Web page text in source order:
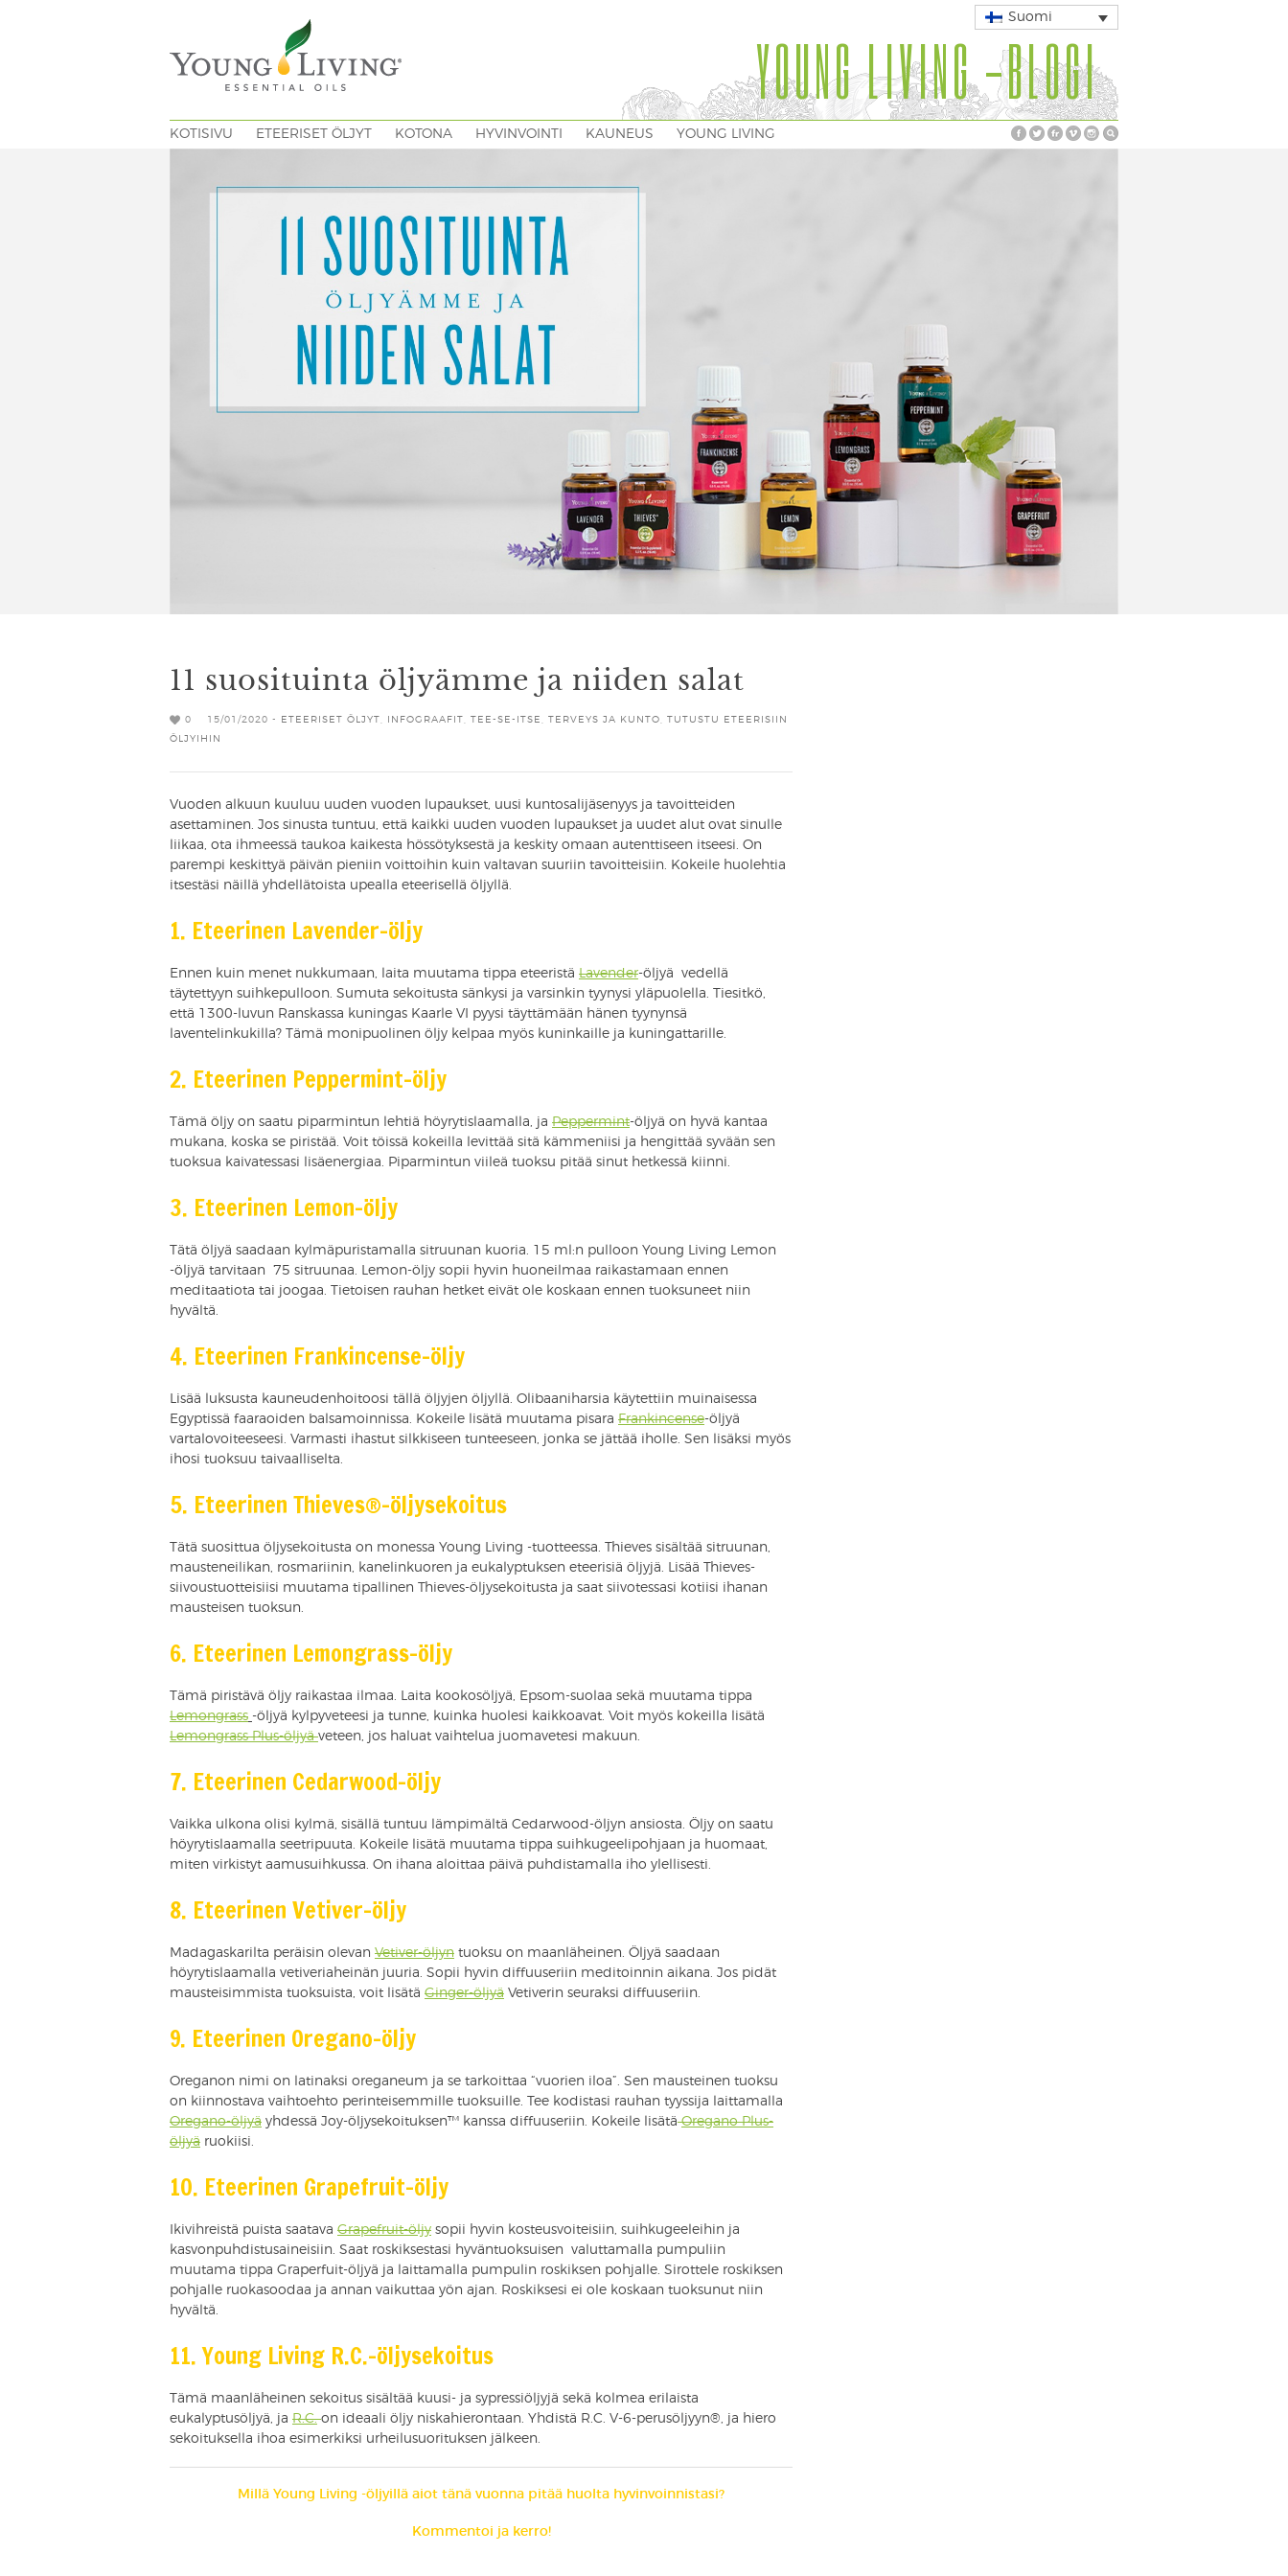
Suomi
YOUNG LIVING -BLOGI
KOTISIVU ETEERISET ÖLJYT KOTONA HYVINVOINTI KAUNEUS YOUNG LIVING
11 suosituinta öljyämme ja niiden salat
0 15/01/2020 - ETEERISET ÖLJYT INFOGRAAFIT TEE-SE-ITSE TERVEYS JA KUNTO
TUTUSTU ETEERISIIN
ÖLJYIHIN
Vuoden alkuun kuuluu uuden vuoden lupaukset, uusi kuntosalijäsenyys ja tavoitteiden
asettaminen. Jos sinusta tuntuu, että kaikki uuden vuoden lupaukset ja uudet alut ovat sinulle
liikaa, ota ihmeessä taukoa kaikesta hössötyksestä ja keskity omaan autenttiseen itseesi. On
parempi keskittyä päivän pieniin voittoihin kuin valtavan suuriin tavoitteisiin. Kokeile huolehtia
itsestäsi näillä yhdellätoista upealla eteerisellä öljyllä.
1. Eteerinen Lavender-öljy
Ennen kuin menet nukkumaan, laita muutama tippa eteeristä Lavender-öljyä vedellä
täytettyyn suihkepulloon. Sumuta sekoitusta sänkysi ja varsinkin tyynysi yläpuolella. Tiesitkö,
että 1300-luvun Ranskassa kuningas Kaarle VI pyysi täyttämään hänen tyynynsä
laventelinkukilla? Tämä monipuolinen öljy kelpaa myös kuninkaille ja kuningattarille.
2. Eteerinen Peppermint-öljy
Tämä öljy on saatu piparmintun lehtiä höyrytislaamalla, ja Peppermint-öljyä on hyvä kantaa
mukana, koska se piristää. Voit töissä kokeilla levittää sitä kämmeniisi ja hengittää syvään sen
tuoksua kaivatessasi lisäenergiaa. Piparmintun viileä tuoksu pitää sinut hetkessä kiinni.
3. Eteerinen Lemon-öljy
Tätä öljyä saadaan kylmäpuristamalla sitruunan kuoria. 15 ml:n pulloon Young Living Lemon
-öljyä tarvitaan 75 sitruunaa. Lemon-öljy sopii hyvin huoneilmaa raikastamaan ennen
meditaatiota tai joogaa. Tietoisen rauhan hetket eivät ole koskaan ennen tuoksuneet niin
hyvältä.
4. Eteerinen Frankincense-öljy
Lisää luksusta kauneudenhoitoosi tällä öljyjen öljyllä. Olibaaniharsia käytettiin muinaisessa
Egyptissä faaraoiden balsamoinnissa. Kokeile lisätä muutama pisara Frankincense-öljyä
vartalovoiteeseesi. Varmasti ihastut silkkiseen tunteeseen, jonka se jättää iholle. Sen lisäksi myös
ihosi tuoksuu taivaalliselta.
5. Eteerinen Thieves®-öljysekoitus
Tätä suosittua öljysekoitusta on monessa Young Living -tuotteessa. Thieves sisältää sitruunan,
mausteneilikan, rosmariinin, kanelinkuoren ja eukalyptuksen eteerisiä öljyjä. Lisää Thieves-
siivoustuotteisiisi muutama tipallinen Thieves-öljysekoitusta ja saat siivotessasi kotiisi ihanan
mausteisen tuoksun.
6. Eteerinen Lemongrass-öljy
Tämä piristävä öljy raikastaa ilmaa. Laita kookosöljyä, Epsom-suolaa sekä muutama tippa
Lemongrass -öljyä kylpyveteesi ja tunne, kuinka huolesi kaikkoavat. Voit myös kokeilla lisätä
Lemongrass Plus-öljyäveteen, jos haluat vaihtelua juomavetesi makuun.
7. Eteerinen Cedarwood-öljy
Vaikka ulkona olisi kylmä, sisällä tuntuu lämpimältä Cedarwood-öljyn ansiosta. Öljy on saatu
höyrytislaamalla seetripuuta. Kokeile lisätä muutama tippa suihkugeelipohjaan ja huomaat,
miten virkistyt aamusuihkussa. On ihana aloittaa päivä puhdistamalla iho ylellisesti.
8. Eteerinen Vetiver-öljy
Madagaskarilta peräisin olevan Vetiver-öljyn tuoksu on maanläheinen. Öljyä saadaan
höyrytislaamalla vetiveriaheinän juuria. Sopii hyvin diffuuseriin meditoinnin aikana. Jos pidät
mausteisimmista tuoksuista, voit lisätä Ginger-öljyä Vetiverin seuraksi diffuuseriin.
9. Eteerinen Oregano-öljy
Oreganon nimi on latinaksi oreganeum ja se tarkoittaa “vuorien iloa”. Sen mausteinen tuoksu
on kiinnostava vaihtoehto perinteisemmille tuoksuille. Tee kodistasi rauhan tyyssija laittamalla
Oregano-öljyä yhdessä Joy-öljysekoituksen™ kanssa diffuuseriin. Kokeile lisätä Oregano Plus-
öljyä ruokiisi.
10. Eteerinen Grapefruit-öljy
Ikivihreistä puista saatava Grapefruit-öljy sopii hyvin kosteusvoiteisiin, suihkugeeleihin ja
kasvonpuhdistusaineisiin. Saat roskiksestasi hyväntuoksuisen valuttamalla pumpuliin
muutama tippa Graperfuit-öljyä ja laittamalla pumpulin roskiksen pohjalle. Sirottele roskiksen
pohjalle ruokasoodaa ja annan vaikuttaa yön ajan. Roskiksesi ei ole koskaan tuoksunut niin
hyvältä.
11. Young Living R.C.-öljysekoitus
Tämä maanläheinen sekoitus sisältää kuusi- ja sypressiöljyjä sekä kolmea erilaista
eukalyptusöljyä, ja R.C. on ideaali öljy niskahierontaan. Yhdistä R.C. V-6-perusöljyyn®, ja hiero
sekoituksella ihoa esimerkiksi urheilusuorituksen jälkeen.
Millä Young Living -öljyillä aiot tänä vuonna pitää huolta hyvinvoinnistasi?
Kommentoi ja kerro!